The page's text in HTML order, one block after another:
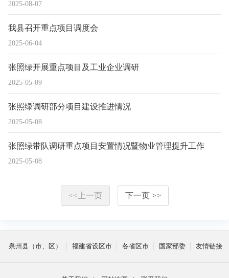
2025-08-07
2025-06-04
我县召开重点项目调度会
2025-05-09
张照绿开展重点项目及工业企业调研
2025-05-08
张照绿调研部分项目建设推进情况
2025-05-08
张照绿带队调研重点项目安置情况暨物业管理提升工作
<<上一页 下一页 >>
泉州县（市、区） 福建省设区市 各省区市 国家部委 友情链接